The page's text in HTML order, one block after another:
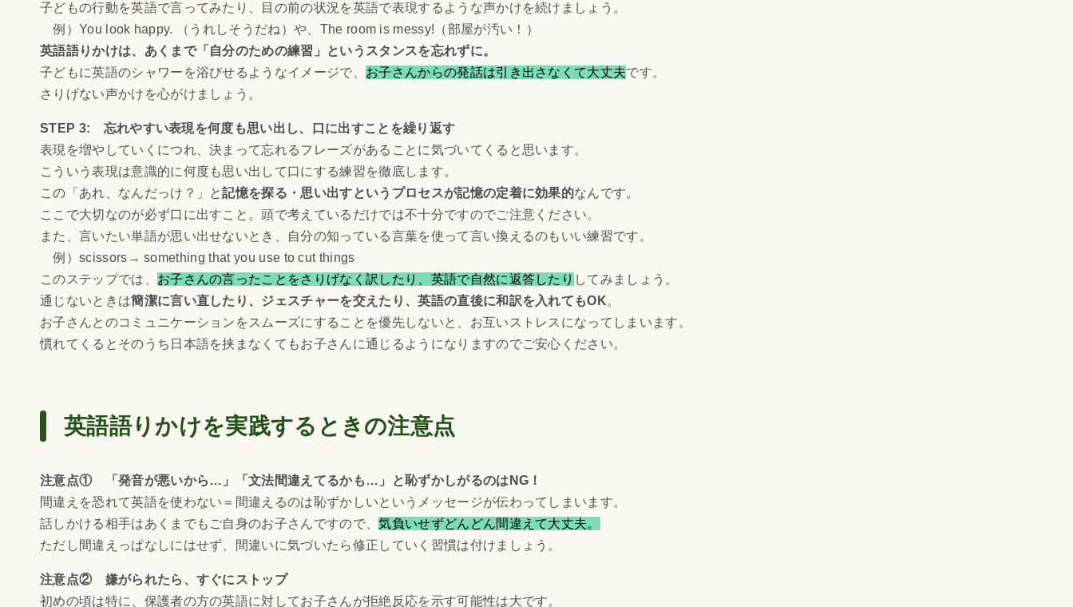
子どもの行動を英語で言ってみたり、目の前の状況を英語で表現するような声かけを続けましょう。
例）You look happy. （うれしそうだね）や、The room is messy!（部屋が汚い！）
英語語りかけは、あくまで「自分のための練習」というスタンスを忘れずに。
子どもに英語のシャワーを浴びせるようなイメージで、 お子さんからの発話は引き出さなくて大丈夫です。
さりげない声かけを心がけましょう。
STEP 3: 忘れやすい表現を何度も思い出し、口に出すことを繰り返す
表現を増やしていくにつれ、決まって忘れるフレーズがあることに気づいてくると思います。
こういう表現は意識的に何度も思い出して口にする練習を徹底します。
この「あれ、なんだっけ？」と記憶を探る・思い出すというプロセスが記憶の定着に効果的なんです。
ここで大切なのが必ず口に出すこと。頭で考えているだけでは不十分ですのでご注意ください。
また、言いたい単語が思い出せないとき、自分の知っている言葉を使って言い換えるのもいい練習です。
例）scissors→ something that you use to cut things
このステップでは、 お子さんの言ったことをさりげなく訳したり、英語で自然に返答したり してみましょう。
通じないときは簡潔に言い直したり、ジェスチャーを交えたり、英語の直後に和訳を入れてもOK。
お子さんとのコミュニケーションをスムーズにすることを優先しないと、お互いストレスになってしまいます。
慣れてくるとそのうち日本語を挟まなくてもお子さんに通じるようになりますのでご安心ください。
英語語りかけを実践するときの注意点
注意点① 「発音が悪いから…」「文法間違えてるかも…」と恥ずかしがるのはNG！
間違えを恐れて英語を使わない＝間違えるのは恥ずかしいというメッセージが伝わってしまいます。
話しかける相手はあくまでもご自身のお子さんですので、気負いせずどんどん間違えて大丈夫。
ただし間違えっぱなしにはせず、間違いに気づいたら修正していく習慣は付けましょう。
注意点② 嫌がられたら、すぐにストップ
初めの頃は特に、保護者の方の英語に対してお子さんが拒絶反応を示す可能性は大です。